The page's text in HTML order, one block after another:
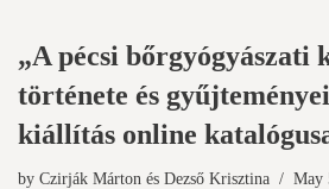
„A pécsi bőrgyógyászati
története és
kiállítás online
by Czirják Márton és Dezső Krisztina May